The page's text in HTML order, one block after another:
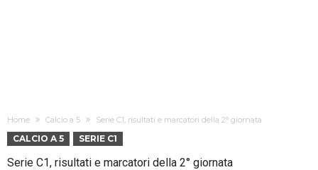
Home Calcio a 5 Serie C1, risultati e marcatori della 2° giornata
CALCIO A 5 SERIE C1
Serie C1, risultati e marcatori della 2° giornata